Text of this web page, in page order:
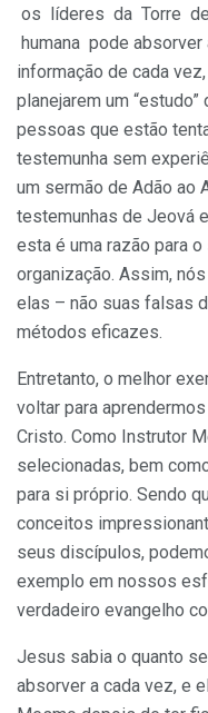
os líderes da Torre
humana pode absorver
informação de cada
planejarem um
pessoas que estão
testemunha sem
um sermão de Adão ao
testemunhas de Jeová
esta é uma razão para
organização. Assim,
elas – não suas falsas
métodos eficazes.
Entretanto, o melhor
voltar para
Cristo. Como Instrutor
selecionadas, bem
para si próprio. Sendo
conceitos
seus discípulos,
exemplo em nossos
verdadeiro evangelho
Jesus sabia o quanto
absorver a cada vez, e